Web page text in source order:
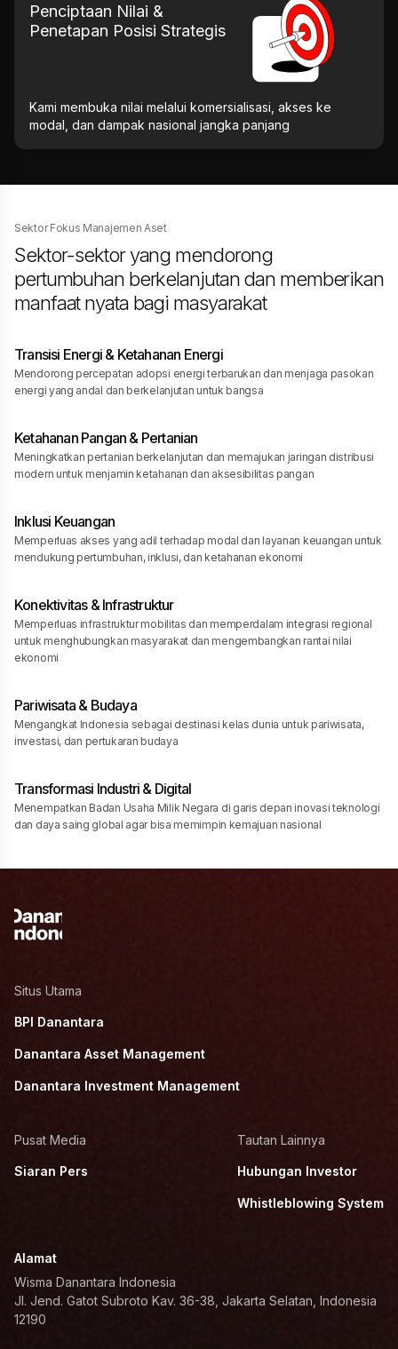
Penciptaan Nilai &
Penetapan Posisi Strategis
Kami membuka nilai melalui komersialisasi, akses ke
modal, dan dampak nasional jangka panjang
Sektor Fokus Manajemen Aset
Sektor-sektor yang mendorong
pertumbuhan berkelanjutan dan memberikan
manfaat nyata bagi masyarakat
Transisi Energi & Ketahanan Energi
Mendorong percepatan adopsi energi terbarukan dan menjaga pasokan
energi yang andal dan berkelanjutan untuk bangsa
Ketahanan Pangan & Pertanian
Meningkatkan pertanian berkelanjutan dan memajukan jaringan distribusi
modern untuk menjamin ketahanan dan aksesibilitas pangan
Inklusi Keuangan
Memperluas akses yang adil terhadap modal dan layanan keuangan untuk
mendukung pertumbuhan, inklusi, dan ketahanan ekonomi
Konektivitas & Infrastruktur
Memperluas infrastruktur mobilitas dan memperdalam integrasi regional
untuk menghubungkan masyarakat dan mengembangkan rantai nilai
ekonomi
Pariwisata & Budaya
Mengangkat Indonesia sebagai destinasi kelas dunia untuk pariwisata,
investasi, dan pertukaran budaya
Transformasi Industri & Digital
Menempatkan Badan Usaha Milik Negara di garis depan inovasi teknologi
dan daya saing global agar bisa memimpin kemajuan nasional
Situs Utama
BPI Danantara
Danantara Asset Management
Danantara Investment Management
Pusat Media
Siaran Pers
Tautan Lainnya
Hubungan Investor
Whistleblowing System
Alamat
Wisma Danantara Indonesia
Jl. Jend. Gatot Subroto Kav. 36-38, Jakarta Selatan, Indonesia
12190